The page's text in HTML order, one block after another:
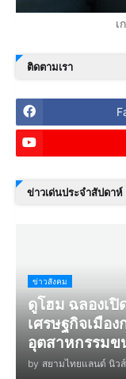
เ
ติดตามเรา
ข่าวเด่นประจำสัปดาห์
ข่าวสังคม
ดูโฮม ฉลองเปิ
เศรษฐกิจเมือ
อุตสาหกรรม
by สยามไทยแลนด์ นิวส์